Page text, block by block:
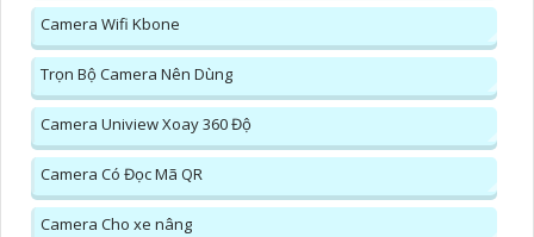
Camera Wifi Kbone
Trọn Bộ Camera Nên Dùng
Camera Uniview Xoay 360 Độ
Camera Có Đọc Mã QR
Camera Cho xe nâng